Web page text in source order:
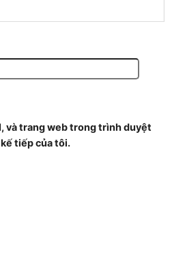
và trang web trong trình duyệt
tiếp của tôi.